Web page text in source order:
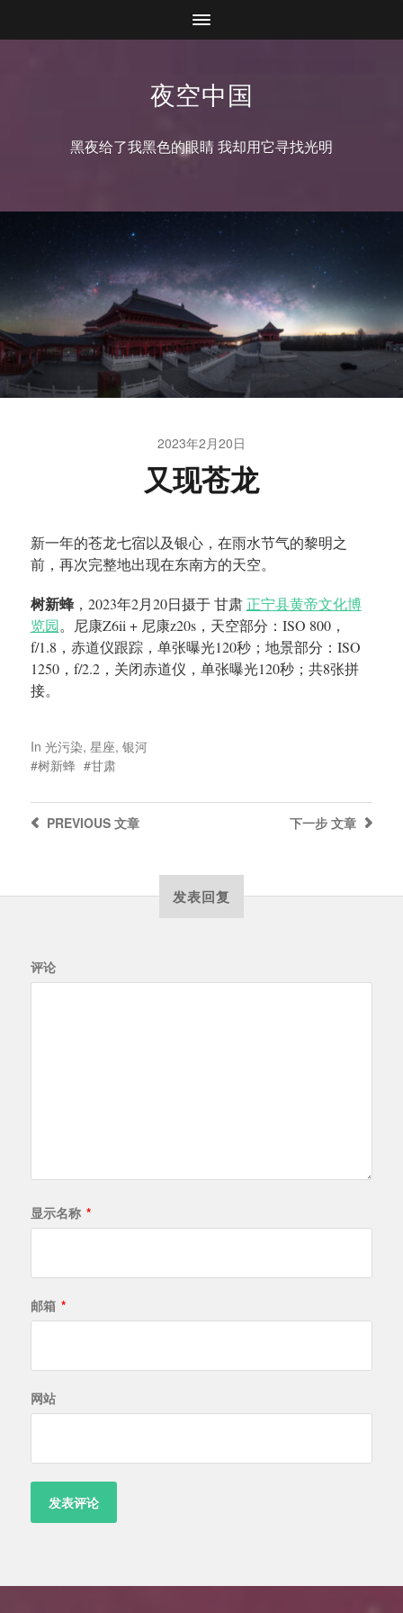
夜空中国
黑夜给了我黑色的眼睛 我却用它寻找光明
2023年2月20日
又现苍龙
新一年的苍龙七宿以及银心，在雨水节气的黎明之
前，再次完整地出现在东南方的天空。
树新蜂，2023年2月20日摄于 甘肃 正宁县黄帝文化博
览园。尼康Z6ii + 尼康z20s，天空部分：ISO 800，
f/1.8，赤道仪跟踪，单张曝光120秒；地景部分：ISO
1250，f/2.2，关闭赤道仪，单张曝光120秒；共8张拼
接。
In 光污染, 星座, 银河
树新蜂
甘肃
下一步 文章
PREVIOUS文章
发表回复
评论
显示名称 *
邮箱 *
网站